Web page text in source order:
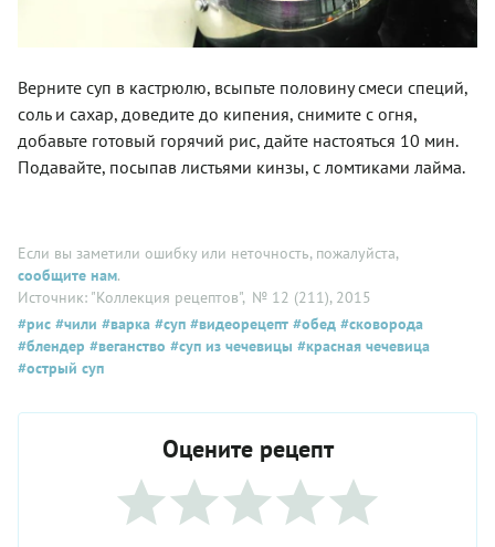
Верните суп в кастрюлю, всыпьте половину смеси специй,
соль и сахар, доведите до кипения, снимите с огня,
добавьте готовый горячий рис, дайте настояться 10 мин.
Подавайте, посыпав листьями кинзы, с ломтиками лайма.
Если вы заметили ошибку или неточность, пожалуйста,
сообщите нам.
Источник: "Коллекция рецептов", № 12 (211), 2015
#рис #чили #варка #суп #видеорецепт #обед #сковорода
#блендер #веганство #суп из чечевицы #красная чечевица
#острый суп
Оцените рецепт